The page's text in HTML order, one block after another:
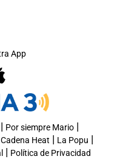
App
Por siempre Mario|
Cadena Heat | La Popu |
| Política de Privacidad